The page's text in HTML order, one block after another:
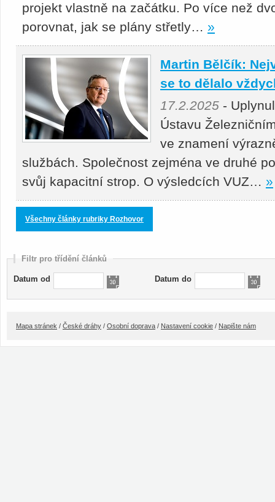
projekt vlastně na začátku. Po více než
porovnat, jak se plány střetly… »
Martin Bělčík:
se to dělalo
17.2.2025 -
Ústavu
ve znamení
službách. Společnost zejména ve druhé
svůj kapacitní strop. O výsledcích VUZ… »
Všechny články rubriky Rozhovor
Filtr pro třídění článků
Datum od Datum do
Mapa stránek / České dráhy / Osobní doprava / Nastavení cookie / Napište nám